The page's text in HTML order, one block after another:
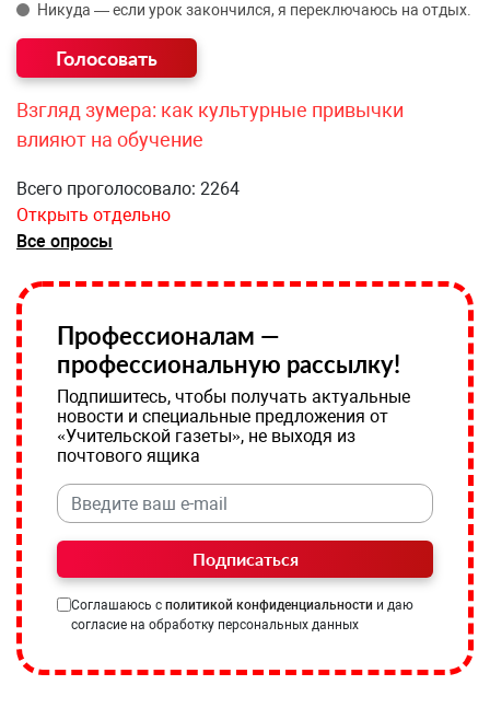
Никуда — если урок закончился, я переключаюсь на отдых.
Взгляд зумера: как культурные привычки
влияют на обучение
Всего проголосовало: 2264
Открыть отдельно
Все опросы
Профессионалам —
профессиональную рассылку!
Подпишитесь, чтобы получать актуальные
новости и специальные предложения от
«Учительской газеты», не выходя из
почтового ящика
Подписаться
Соглашаюсь с политикой конфиденциальности и даю
согласие на обработку персональных данных